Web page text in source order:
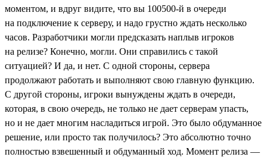
моментом, и вдруг видите, что вы 100500-й в очереди
на подключение к серверу, и надо грустно ждать несколько
часов. Разработчики могли предсказать наплыв игроков
на релизе? Конечно, могли. Они справились с такой
ситуацией? И да, и нет. С одной стороны, сервера
продолжают работать и выполняют свою главную функцию.
С другой стороны, игроки вынуждены ждать в очереди,
которая, в свою очередь, не только не дает серверам упасть,
но и не дает многим насладиться игрой. Это было обдуманное
решение, или просто так получилось? Это абсолютно точно
полностью взвешенный и обдуманный ход. Момент релиза —